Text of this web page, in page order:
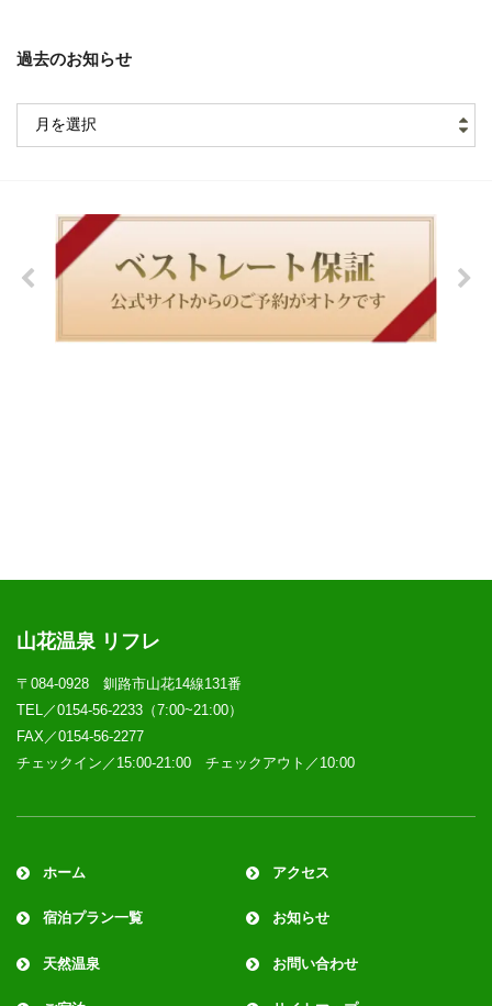
過去のお知らせ
山花温泉 リフレ
〒084-0928 釧路市山花14線131番
TEL／0154-56-2233（7:00~21:00）
FAX／0154-56-2277
チェックイン／15:00-21:00 チェックアウト／10:00
ホーム
宿泊プラン一覧
天然温泉
アクセス
お知らせ
お問い合わせ